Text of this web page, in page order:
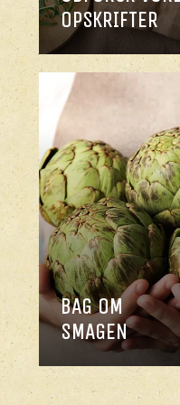
OPSKRIFTER
BAG OM
SMAGEN